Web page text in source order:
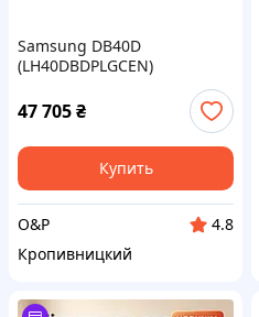
Samsung DB40D
(LH40DBDPLGCEN)
47 705₴
Купить
O&P
4.8
Кропивницкий